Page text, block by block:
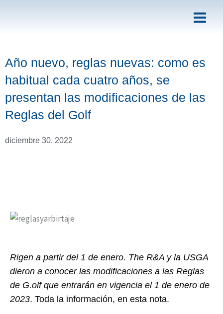
Año nuevo, reglas nuevas: como es
habitual cada cuatro años, se
presentan las modificaciones de las
Reglas del Golf
diciembre 30, 2022
Rigen a partir del 1 de enero. The R&A y la USGA
dieron a conocer las modificaciones a las Reglas
de G.olf que entrarán en vigencia el 1 de enero de
2023. Toda la información, en esta nota.